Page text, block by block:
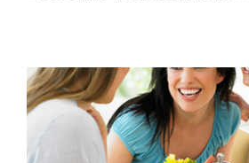
路里,其體內低密度脂蛋白膽固醇的濃
的效益反而比劇烈運動好,至於為什麼會
清楚原因.